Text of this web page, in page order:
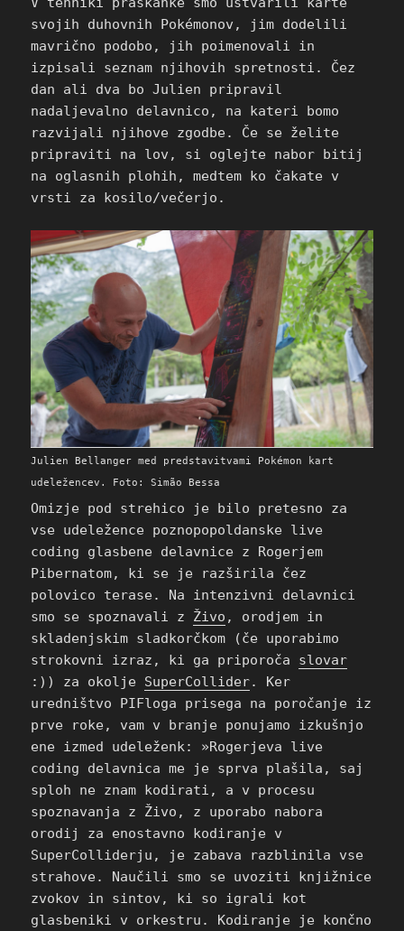
svojih duhovnih Pokémonov, jim dodelili
mavrično podobo, jih poimenovali in
izpisali seznam njihovih spretnosti. Čez
dan ali dva bo Julien pripravil
nadaljevalno delavnico, na kateri bomo
razvijali njihove zgodbe. Če se želite
pripraviti na lov, si oglejte nabor bitij
na oglasnih plohih, medtem ko čakate v
vrsti za kosilo/večerjo.
Julien Bellanger med predstavitvami Pokémon kart
udeležencev. Foto: Simão Bessa
Omizje pod strehico je bilo pretesno za
vse udeležence poznopopoldanske live
coding glasbene delavnice z Rogerjem
Pibernatom, ki se je razširila čez
polovico terase. Na intenzivni delavnici
smo se spoznavali z Živo , orodjem in
skladenjskim sladkorčkom (če uporabimo
strokovni izraz, ki ga priporoča slovar
:)) za okolje SuperCollider. Ker
uredništvo PIFloga prisega na poročanje iz
prve roke, vam v branje ponujamo izkušnjo
ene izmed udeleženk: »Rogerjeva live
coding delavnica me je sprva plašila, saj
sploh ne znam kodirati, a v procesu
spoznavanja z Živo, z uporabo nabora
orodij za enostavno kodiranje v
SuperColliderju, je zabava razblinila vse
strahove. Naučili smo se uvoziti knjižnice
zvokov in sintov, ki so igrali kot
glasbeniki v orkestru. Kodiranje je končno